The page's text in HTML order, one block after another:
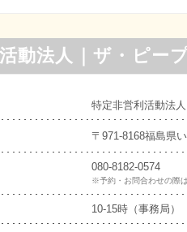
動法人｜ザ・ピー
特定非営利活動法
〒971-8168福島県
080-8182-0574
※予約・お問合わせの際
10-15時（事務局）